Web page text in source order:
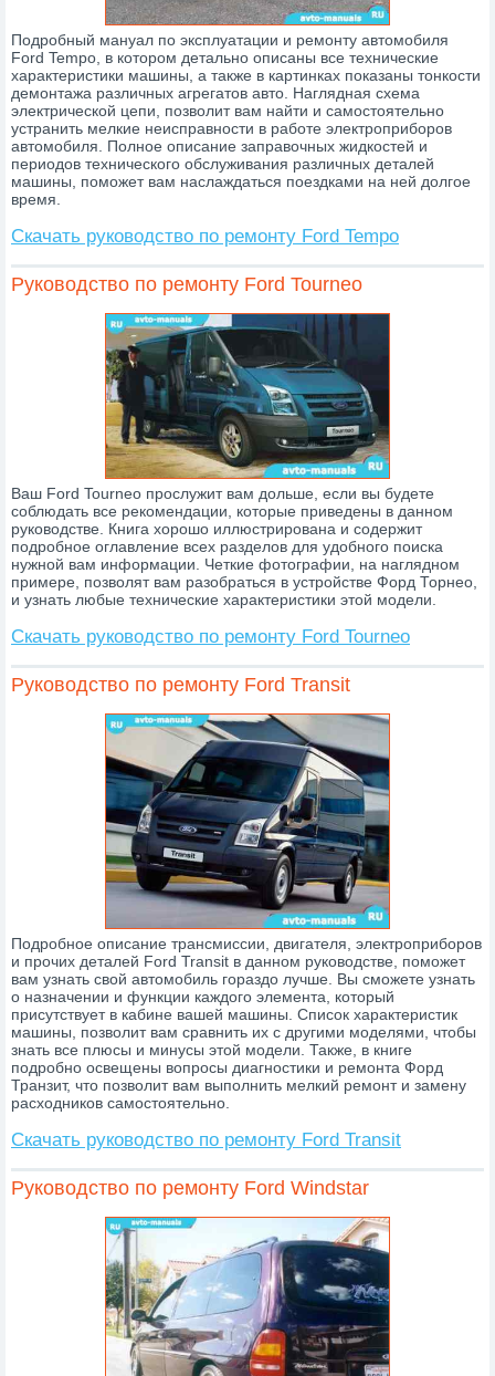
Подробный мануал по эксплуатации и ремонту автомобиля
Ford Tempo, в котором детально описаны все технические
характеристики машины, а также в картинках показаны тонкости
демонтажа различных агрегатов авто. Наглядная схема
электрической цепи, позволит вам найти и самостоятельно
устранить мелкие неисправности в работе электроприборов
автомобиля. Полное описание заправочных жидкостей и
периодов технического обслуживания различных деталей
машины, поможет вам наслаждаться поездками на ней долгое
время.
Скачать руководство по ремонту Ford Tempo
Руководство по ремонту Ford Tourneo
Ваш Ford Tourneo прослужит вам дольше, если вы будете
соблюдать все рекомендации, которые приведены в данном
руководстве. Книга хорошо иллюстрирована и содержит
подробное оглавление всех разделов для удобного поиска
нужной вам информации. Четкие фотографии, на наглядном
примере, позволят вам разобраться в устройстве Форд Торнео,
и узнать любые технические характеристики этой модели.
Скачать руководство по ремонту Ford Tourneo
Руководство по ремонту Ford Transit
Подробное описание трансмиссии, двигателя, электроприборов
и прочих деталей Ford Transit в данном руководстве, поможет
вам узнать свой автомобиль гораздо лучше. Вы сможете узнать
о назначении и функции каждого элемента, который
присутствует в кабине вашей машины. Список характеристик
машины, позволит вам сравнить их с другими моделями, чтобы
знать все плюсы и минусы этой модели. Также, в книге
подробно освещены вопросы диагностики и ремонта Форд
Транзит, что позволит вам выполнить мелкий ремонт и замену
расходников самостоятельно.
Скачать руководство по ремонту Ford Transit
Руководство по ремонту Ford Windstar